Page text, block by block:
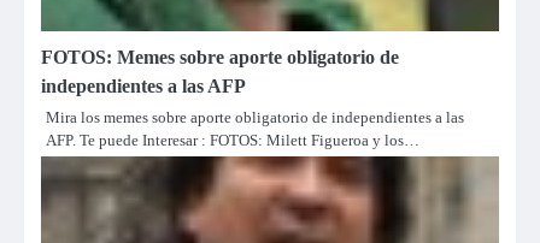
FOTOS: Memes sobre aporte obligatorio de
independientes a las AFP
Mira los memes sobre aporte obligatorio de independientes a las
AFP. Te puede Interesar : FOTOS: Milett Figueroa y los…